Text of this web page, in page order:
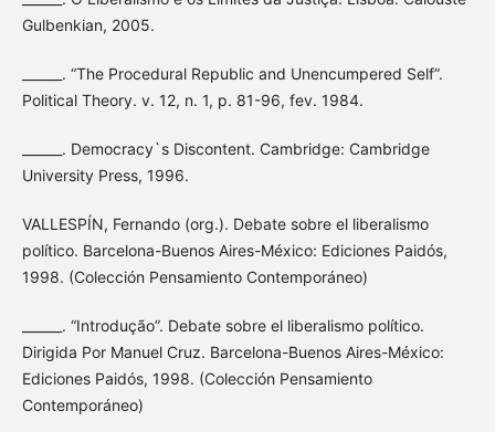
Gulbenkian, 2005.
______. “The Procedural Republic and Unencumpered Self”.
Political Theory. v. 12, n. 1, p. 81-96, fev. 1984.
______. Democracy`s Discontent. Cambridge: Cambridge
University Press, 1996.
VALLESPÍN, Fernando (org.). Debate sobre el liberalismo
político. Barcelona-Buenos Aires-México: Ediciones Paidós,
1998. (Colección Pensamiento Contemporáneo)
______. “Introdução”. Debate sobre el liberalismo político.
Dirigida Por Manuel Cruz. Barcelona-Buenos Aires-México:
Ediciones Paidós, 1998. (Colección Pensamiento
Contemporáneo)